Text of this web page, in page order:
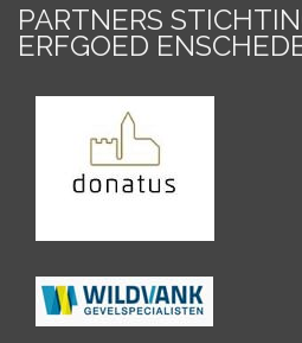
PARTNERS
ERFGOED